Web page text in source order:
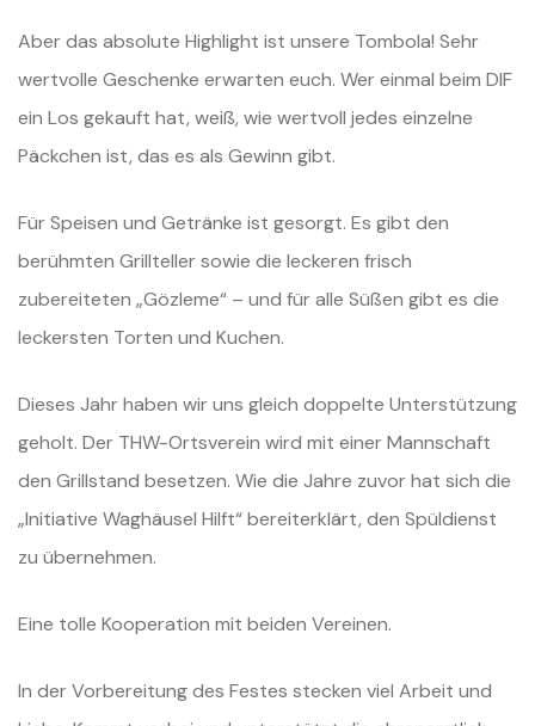
Aber das absolute Highlight ist unsere Tombola! Sehr
wertvolle Geschenke erwarten euch. Wer einmal beim DIF
ein Los gekauft hat, weiß, wie wertvoll jedes einzelne
Päckchen ist, das es als Gewinn gibt.
Für Speisen und Getränke ist gesorgt. Es gibt den
berühmten Grillteller sowie die leckeren frisch
zubereiteten „Gözleme“ – und für alle Süßen gibt es die
leckersten Torten und Kuchen.
Dieses Jahr haben wir uns gleich doppelte Unterstützung
geholt. Der THW-Ortsverein wird mit einer Mannschaft
den Grillstand besetzen. Wie die Jahre zuvor hat sich die
„Initiative Waghäusel Hilft“ bereiterklärt, den Spüldienst
zu übernehmen.
Eine tolle Kooperation mit beiden Vereinen.
In der Vorbereitung des Festes stecken viel Arbeit und